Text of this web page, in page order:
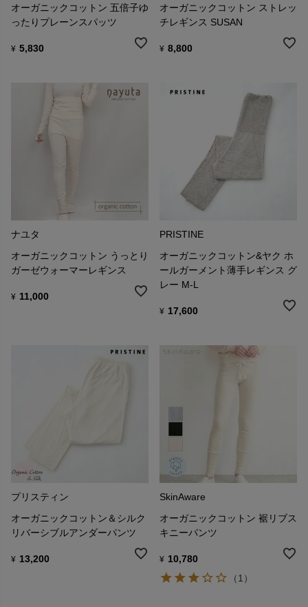
オーガニックコットン 五倍子ゆ
ったりプレーンスパッツ
¥ 5,830
オーガニックコットン ストレッ
チレギンス SUSAN
¥ 8,800
ナユタ
オーガニックコットン うっとり
ガーゼウォーマーレギンス
¥ 11,000
PRISTINE
オーガニックコットン&ヤク ホ
ールガーメント薄手レギンス グ
レー M-L
¥ 17,600
プリスティン
オーガニックコットン＆シルク
リバーシブルアンダーパンツ
¥ 13,200
SkinAware
オーガニックコットン 裾リブス
キニーパンツ
¥ 10,780
（1）